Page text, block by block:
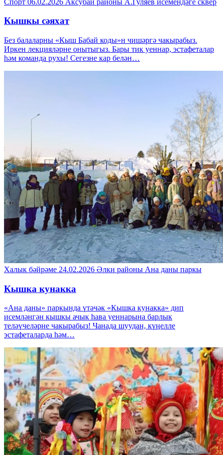
Кышкы сәяхат
Без балаларны «Кыш Бабай коды»н чишәргә чакырабыз.
Иркен лекцияләрне онытыгыз. Бары тик уеннар, эстафеталар
һәм команда рухы! Сегезне кар белән…
Халык бәйрәме 24.02.2026 Әлки районы Ана даны паркы
Кышка кунакка
«Ана даны» паркында үтәчәк «Кышка кунакка» дип
исемләнгән кышкы ачык һава уеннарына барлык
теләүчеләрне чакырабыз! Чанада шуудан, күңелле
эстафеталарда һәм…